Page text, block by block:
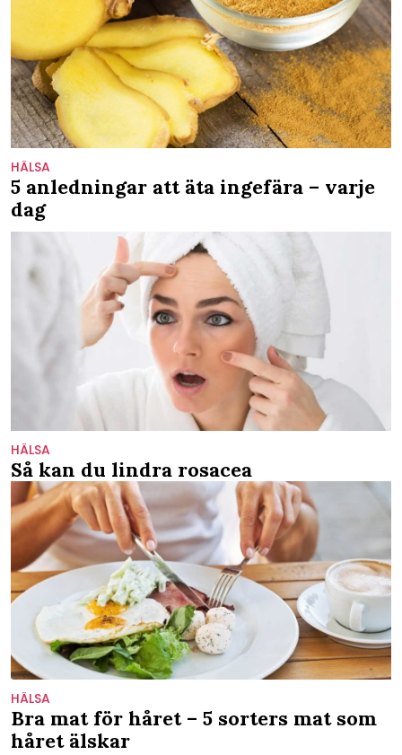
HÄLSA
5 anledningar att äta ingefära – varje
dag
HÄLSA
Så kan du lindra rosacea
HÄLSA
Bra mat för håret – 5 sorters mat som
håret älskar